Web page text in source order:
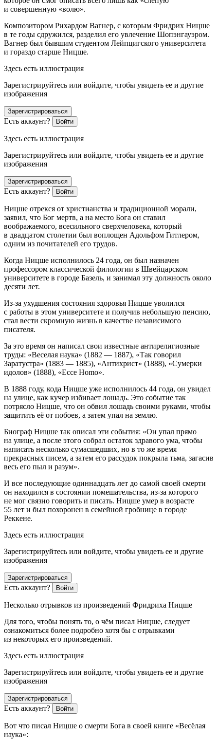
и совершенную «волю».
Композитором Рихардом Вагнер, с которым Фридрих Ницше
в те годы сдружился, разделил его увлечение Шопэнгауэром.
Вагнер был бывшим студентом Лейпцигского университета
и гораздо старше Ницше.
Здесь есть иллюстрация
Зарегистрируйтесь или войдите, чтобы увидеть ее и другие
изображения
Зарегистрироваться
Есть аккаунт? Войти
Здесь есть иллюстрация
Зарегистрируйтесь или войдите, чтобы увидеть ее и другие
изображения
Зарегистрироваться
Есть аккаунт? Войти
Ницше отрекся от христианства и традиционной морали,
заявил, что Бог мертв, а на место Бога он ставил
воображаемого, всесильного сверхчеловека, который
в двадцатом столетии был воплощен Адольфом Гитлером,
одним из почитателей его трудов.
Когда Ницше исполнилось 24 года, он был назначен
профессором классической филологии в Швейцарском
университете в городе Базель, и занимал эту должность около
десяти лет.
Из-за ухудшения состояния здоровья Ницше уволился
с работы в этом университете и получив небольшую пенсию,
стал вести скромную жизнь в качестве независимого
писателя.
За это время он написал свои известные антирелигиозные
труды: «Веселая наука» (1882 — 1887), «Так говорил
Заратустра» (1883 — 1885), «Антихрист» (1888), «Сумерки
идолов» (1888), «Ecce Homo».
В 1888 году, кода Ницше уже исполнилось 44 года, он увидел
на улице, как кучер избивает лошадь. Это событие так
потрясло Ницше, что он обвил лошадь своими руками, чтобы
защитить её от побоев, а затем упал на землю.
Биограф Ницше так описал эти события: «Он упал прямо
на улице, а после этого собрал остаток здравого ума, чтобы
написать несколько сумасшедших, но в то же время
прекрасных писем, а затем его рассудок покрыла тьма, загасив
весь его пыл и разум».
И все последующие одиннадцать лет до самой своей смерти
он находился в состоянии помешательства, из-за которого
не мог связно говорить и писать. Ницше умер в возрасте
55 лет и был похоронен в семейной гробнице в городе
Реккене.
Здесь есть иллюстрация
Зарегистрируйтесь или войдите, чтобы увидеть ее и другие
изображения
Зарегистрироваться
Есть аккаунт? Войти
Несколько отрывков из произведений Фридриха Ницше
Для того, чтобы понять то, о чём писал Ницше, следует
ознакомиться более подробно хотя бы с отрывками
из некоторых его произведений.
Здесь есть иллюстрация
Зарегистрируйтесь или войдите, чтобы увидеть ее и другие
изображения
Зарегистрироваться
Есть аккаунт? Войти
Вот что писал Ницше о смерти Бога в своей книге «Весёлая
наука»: